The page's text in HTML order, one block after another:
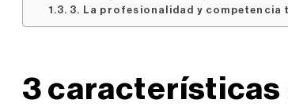
3. La profesionalidad y competencia
3 características